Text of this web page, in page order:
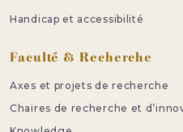
Handicap et accessibilité
Faculté & Recherche
Axes et projets de recherche
Chaires de recherche et